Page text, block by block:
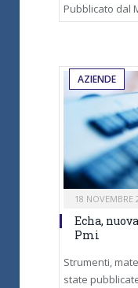
Pubblicato dal
AZIENDE
18 NOVEMBRE
Echa,
Pmi
Strumenti,
state